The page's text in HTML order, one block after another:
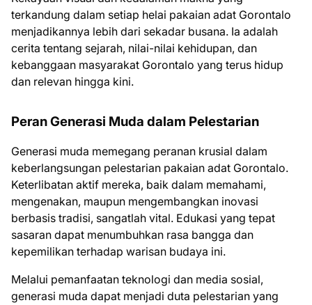
terkandung dalam setiap helai pakaian adat Gorontalo
menjadikannya lebih dari sekadar busana. Ia adalah
cerita tentang sejarah, nilai-nilai kehidupan, dan
kebanggaan masyarakat Gorontalo yang terus hidup
dan relevan hingga kini.
Peran Generasi Muda dalam Pelestarian
Generasi muda memegang peranan krusial dalam
keberlangsungan pelestarian pakaian adat Gorontalo.
Keterlibatan aktif mereka, baik dalam memahami,
mengenakan, maupun mengembangkan inovasi
berbasis tradisi, sangatlah vital. Edukasi yang tepat
sasaran dapat menumbuhkan rasa bangga dan
kepemilikan terhadap warisan budaya ini.
Melalui pemanfaatan teknologi dan media sosial,
generasi muda dapat menjadi duta pelestarian yang